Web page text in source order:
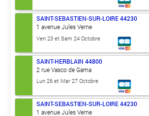
SAINT-SEBASTIEN-SUR-LOIRE 44230
1 avenue Jules Verne
Ven 23 et Sam 24 Octobre
SAINT-HERBLAIN 44800
2 rue Vasco de Gama
Lun 26 et Mar 27 Octobre
SAINT-SEBASTIEN-SUR-LOIRE 44230
1 avenue Jules Verne